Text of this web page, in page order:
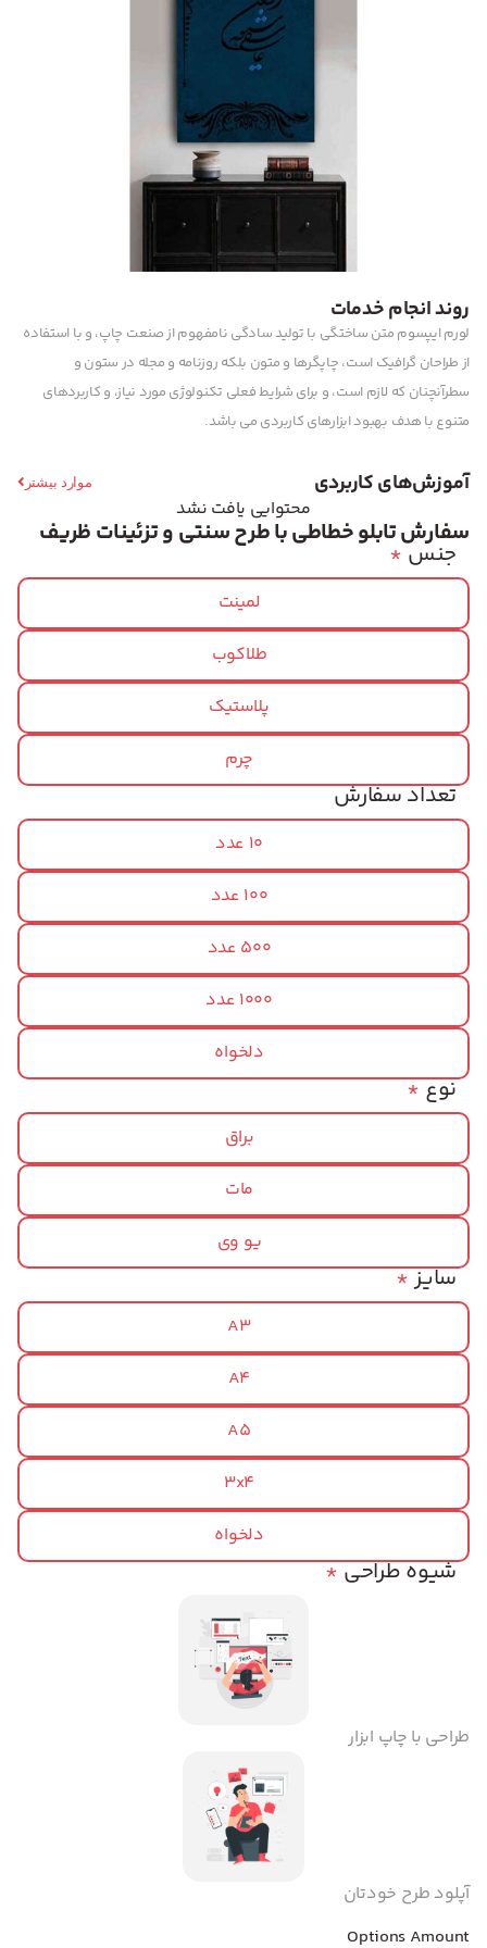
روند انجام خدمات
لورم ایپسوم متن ساختگی با تولید سادگی نامفهوم از صنعت چاپ، و با استفاده
از طراحان گرافیک است، چاپگرها و متون بلکه روزنامه و مجله در ستون و
سطرآنچنان که لازم است، و برای شرایط فعلی تکنولوژی مورد نیاز، و کاربردهای
متنوع با هدف بهبود ابزارهای کاربردی می باشد.
آموزش‌های کاربردی موارد بیشتر
محتوایی یافت نشد
سفارش تابلو خطاطی با طرح سنتی و تزئینات ظریف
*جنس
لمینت
طلاکوب
پلاستیک
چرم
تعداد سفارش
10 عدد
100 عدد
500 عدد
1000 عدد
دلخواه
*نوع
براق
مات
یو وی
*سایز
A3
A4
A5
3x4
دلخواه
*شیوه طراحی
طراحی با چاپ ابزار
آپلود طرح خودتان
Options Amount